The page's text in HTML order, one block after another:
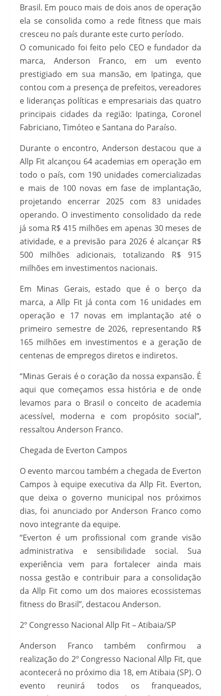
Brasil. Em pouco mais de dois anos de operação
ela se consolida como a rede fitness que mais
cresceu no país durante este curto período.
O comunicado foi feito pelo CEO e fundador da
marca, Anderson Franco, em um evento
prestigiado em sua mansão, em Ipatinga, que
contou com a presença de prefeitos, vereadores
e lideranças políticas e empresariais das quatro
principais cidades da região: Ipatinga, Coronel
Fabriciano, Timóteo e Santana do Paraíso.
Durante o encontro, Anderson destacou que a
Allp Fit alcançou 64 academias em operação em
todo o país, com 190 unidades comercializadas
e mais de 100 novas em fase de implantação,
projetando encerrar 2025 com 83 unidades
operando. O investimento consolidado da rede
já soma R$ 415 milhões em apenas 30 meses de
atividade, e a previsão para 2026 é alcançar R$
500 milhões adicionais, totalizando R$ 915
milhões em investimentos nacionais.
Em Minas Gerais, estado que é o berço da
marca, a Allp Fit já conta com 16 unidades em
operação e 17 novas em implantação até o
primeiro semestre de 2026, representando R$
165 milhões em investimentos e a geração de
centenas de empregos diretos e indiretos.
“Minas Gerais é o coração da nossa expansão. É
aqui que começamos essa história e de onde
levamos para o Brasil o conceito de academia
acessível, moderna e com propósito social”,
ressaltou Anderson Franco.
Chegada de Everton Campos
O evento marcou também a chegada de Everton
Campos à equipe executiva da Allp Fit. Everton,
que deixa o governo municipal nos próximos
dias, foi anunciado por Anderson Franco como
novo integrante da equipe.
“Everton é um profissional com grande visão
administrativa e sensibilidade social. Sua
experiência vem para fortalecer ainda mais
nossa gestão e contribuir para a consolidação
da Allp Fit como um dos maiores ecossistemas
fitness do Brasil”, destacou Anderson.
2º Congresso Nacional Allp Fit – Atibaia/SP
Anderson Franco também confirmou a
realização do 2º Congresso Nacional Allp Fit, que
acontecerá no próximo dia 18, em Atibaia (SP). O
evento reunirá todos os franqueados,